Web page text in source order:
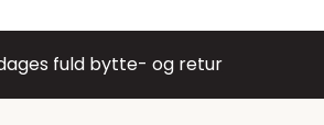
fuld bytte- og retur